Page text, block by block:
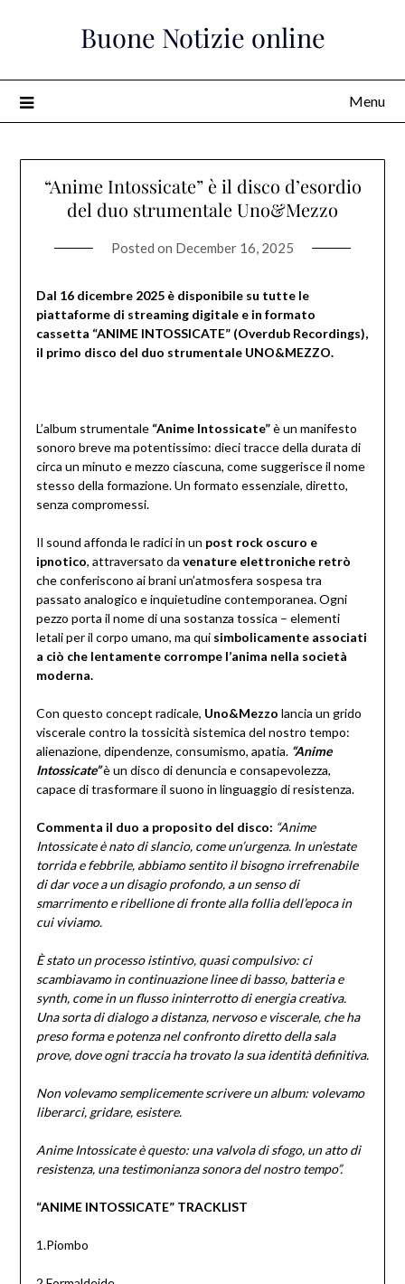
Buone Notizie online
Menu
“Anime Intossicate” è il disco d’esordio
del duo strumentale Uno&Mezzo
Posted on December 16, 2025
Dal 16 dicembre 2025 è disponibile su tutte le
piattaforme di streaming digitale e in formato
cassetta “ANIME INTOSSICATE” (Overdub Recordings),
il primo disco del duo strumentale UNO&MEZZO.
L’album strumentale “Anime Intossicate”è un manifesto
sonoro breve ma potentissimo: dieci tracce della durata di
circa un minuto e mezzo ciascuna, come suggerisce il nome
stesso della formazione. Un formato essenziale, diretto,
senza compromessi.
Il sound affonda le radici in un post rock oscuro e
ipnotico, attraversato da venature elettroniche retrò
che conferiscono ai brani un’atmosfera sospesa tra
passato analogico e inquietudine contemporanea. Ogni
pezzo porta il nome di una sostanza tossica – elementi
letali per il corpo umano, ma qui simbolicamente associati
a ciò che lentamente corrompe l’anima nella società
moderna.
Con questo concept radicale, Uno&Mezzo lancia un grido
viscerale contro la tossicità sistemica del nostro tempo:
alienazione, dipendenze, consumismo, apatia. “Anime
Intossicate”è un disco di denuncia e consapevolezza,
capace di trasformare il suono in linguaggio di resistenza.
Commenta il duo a proposito del disco: “Anime
Intossicate è nato di slancio, come un’urgenza. In un’estate
torrida e febbrile, abbiamo sentito il bisogno irrefrenabile
di dar voce a un disagio profondo, a un senso di
smarrimento e ribellione di fronte alla follia dell’epoca in
cui viviamo.
È stato un processo istintivo, quasi compulsivo: ci
scambiavamo in continuazione linee di basso, batteria e
synth, come in un flusso ininterrotto di energia creativa.
Una sorta di dialogo a distanza, nervoso e viscerale, che ha
preso forma e potenza nel confronto diretto della sala
prove, dove ogni traccia ha trovato la sua identità definitiva.
Non volevamo semplicemente scrivere un album: volevamo
liberarci, gridare, esistere.
Anime Intossicate è questo: una valvola di sfogo, un atto di
resistenza, una testimonianza sonora del nostro tempo”.
“ANIME INTOSSICATE” TRACKLIST
1.Piombo